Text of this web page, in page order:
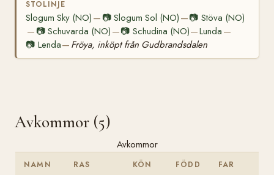
STOLINJE
Slogum Sky (NO) — 📷Slogum Sol (NO) —📷 Stöva (NO)
— 📷Schuvarda (NO) —📷 Schudina (NO)—Lunda —
📷 Lenda— Fröya, inköpt från Gudbrandsdalen
Avkommor (5)
Avkommor
NAMN RAS KÖN FÖDD FAR